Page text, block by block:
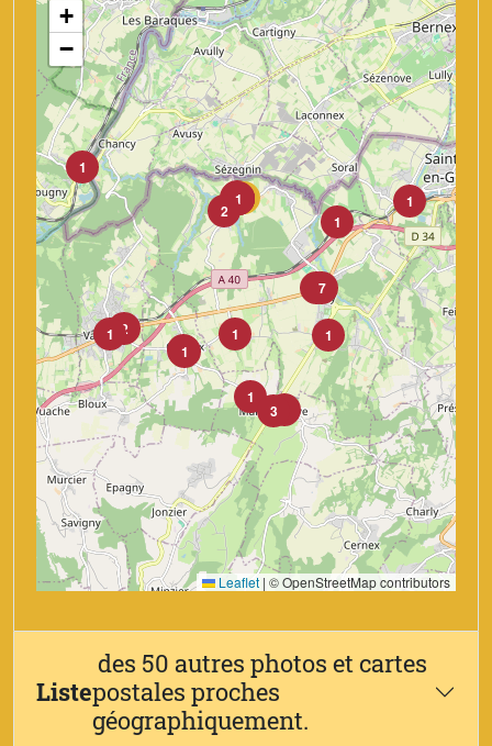
1
1
2
1
2
1
1
2
1
1
87
10
1
1
1
2
3
1
1
1
+
−
Leaflet | © OpenStreetMap contributors
Liste
des 50 autres photos et cartes
postales proches
géographiquement.